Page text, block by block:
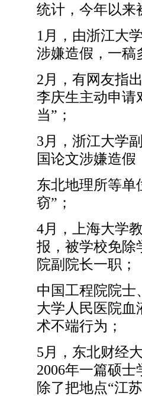
统计，今年以来
1月，由浙江大
涉嫌造假，一稿
2月，有网友指
李庆生主动申请
当”；
3月，浙江大学
国论文涉嫌造
东北地理所等单
窃”；
4月，上海大学
报，被学校免除
院副院长一职；
中国工程院院士
大学人民医院血
术不端行为；
5月，东北财经
2006年一篇硕
除了把地点“江